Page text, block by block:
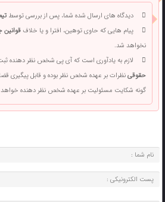
دیدگاه های ارسال شده شما، پس از بررسی توسط
پیام هایی که حاوی توهین، افترا و یا خلافقوانین
نخواهد شد.
لازم به یادآوری است که آی پی شخص نظر دهنده
حقوقینظرات بر عهده شخص نظر بوده و قابل پیگیری
گونه شکایت مسئولیت بر عهده شخص نظر دهنده خواهد